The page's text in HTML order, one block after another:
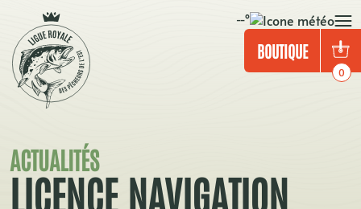
--°
BOUTIQUE
0
ACTUALITÉS
LICENCE NAVIGATION
Panneau de gestion des cookies